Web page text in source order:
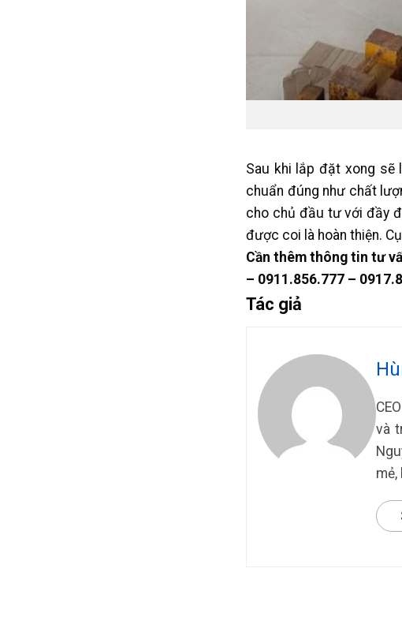
Sau khi lắp đặt xong sẽ
chuẩn đúng như chất
cho chủ đầu tư với đầy
được coi là hoàn thiện.
Cần thêm thông tin tư
– 0911.856.777 –
Tác giả
và
mẻ,